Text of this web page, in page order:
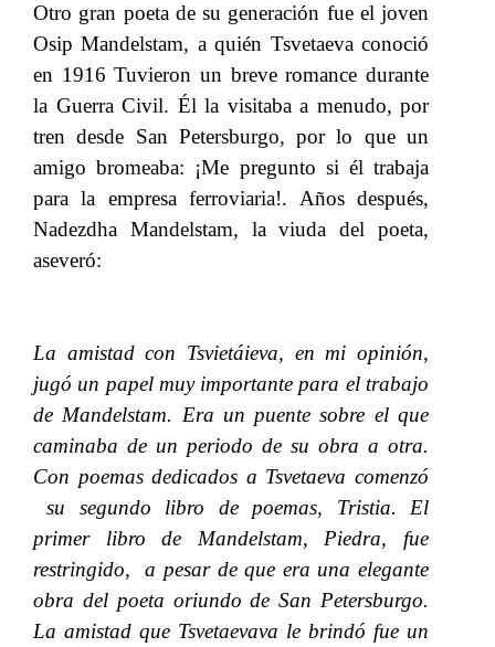
Otro gran poeta de su generación fue el joven
Osip Mandelstam, a quién Tsvetaeva conoció
en 1916 Tuvieron un breve romance durante
la Guerra Civil. Él la visitaba a menudo, por
tren desde San Petersburgo, por lo que un
amigo bromeaba: ¡Me pregunto si él trabaja
para la empresa ferroviaria!. Años después,
Nadezdha Mandelstam, la viuda del poeta,
aseveró:
La amistad con Tsvietáieva, en mi opinión,
jugó un papel muy importante para el trabajo
de Mandelstam. Era un puente sobre el que
caminaba de un periodo de su obra a otra.
Con poemas dedicados a Tsvetaeva comenzó
su segundo libro de poemas, Tristia. El
primer libro de Mandelstam, Piedra, fue
restringido, a pesar de que era una elegante
obra del poeta oriundo de San Petersburgo.
La amistad que Tsvetaevava le brindó fue un